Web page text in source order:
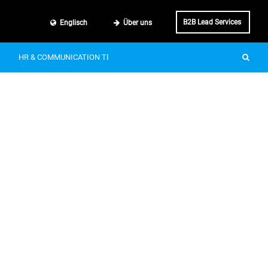
Englisch Über uns B2B Lead Services
HR & COMMUNICATION TECH IT &